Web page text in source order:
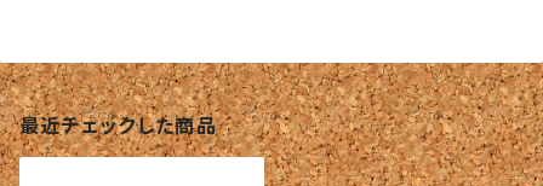
最近チェックした商品